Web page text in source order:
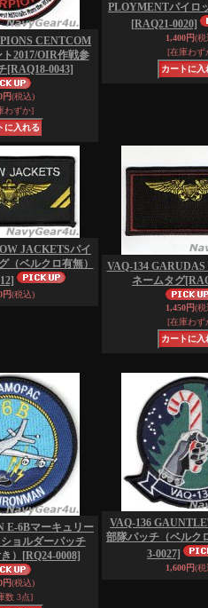
CENTCOM
2017/OIR作戦参
[RAQ18-0043]
円(税込)
わずか]
PLOYMENTパイロ
[RAQ21-0020]
1,400円(税
[在庫わず
JACKETSパイ
（ベルクロ有無）
円(税込)
VAQ-134 GARUDAS
ネームタグ
1,450円(税
[在庫わず
E-6Bマーキュリー
ョルダーパッチ
）
[RQ24-0008]
円(税込)
数 3点]
VAQ-136
部隊パッチ（ベルク
3-0027]
1,600円(税